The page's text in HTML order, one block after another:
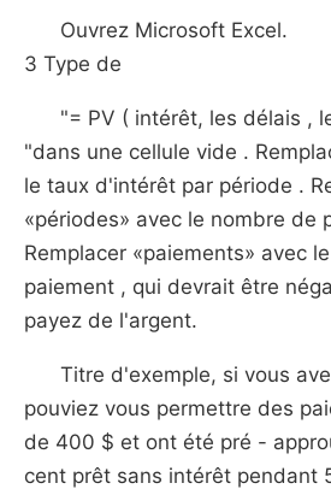
Ouvrez Microsoft Excel.
3 Type de
"= PV ( intérêt, les délais ,
"dans une cellule vide .
le taux d'intérêt par période .
«périodes» avec le nombre de
Remplacer «paiements» avec
paiement , qui devrait être
payez de l'argent.
Titre d'exemple, si vous
pouviez vous permettre des
de 400 $ et ont été pré -
cent prêt sans intérêt pendant